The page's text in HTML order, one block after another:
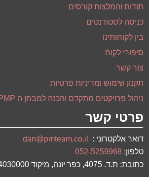
תודות והמלצות קורסים
כניסה לסטודנטים
בין לקוחותינו
סיפורי לקוח
צור קשר
תקנון שימוש ומדיניות פרטיות
ניהול פרויקטים מתקדם והכנה למבחן ה PMP
פרטי קשר
דואר אלקטרוני :
dan@pmteam.co.il
טלפון:052-5259968
כתובת: ת.ד. 4075, כפר יונה, מיקוד 4030000